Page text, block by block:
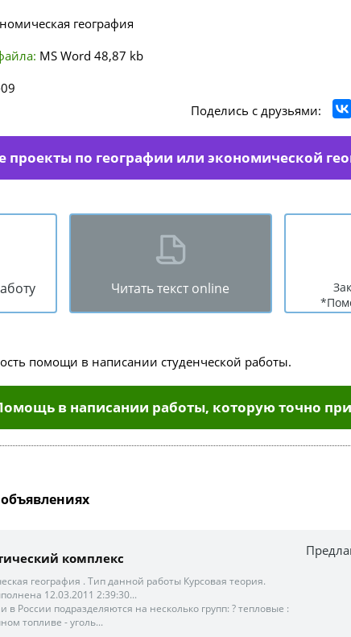
география
MS Word 48,87 kb
Поделись с друзьями:
проекты по географии или экономической
Читать текст online
помощи в написании студенческой работы.
в написании работы, которую точно
комплекс
география . Тип данной работы Курсовая теория.
12.03.2011 2:39:30...
в России подразделяются на несколько групп: ? тепловые :
топливе - уголь...